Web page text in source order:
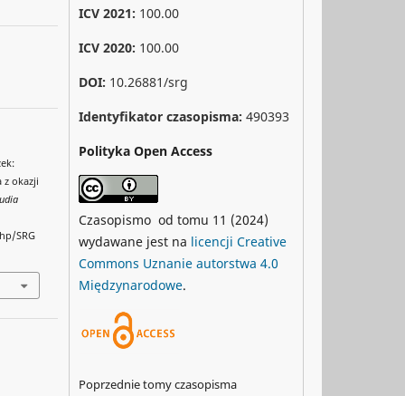
z okazji
SRG
ICV 2021: 100.00
ICV 2020: 100.00
DOI: 10.26881/srg
Identyfikator czasopisma: 490393
Polityka Open Access
Czasopismo od tomu 11 (2024)
wydawane jest na licencji Creative
Commons Uznanie autorstwa 4.0
Międzynarodowe.
Poprzednie tomy czasopisma